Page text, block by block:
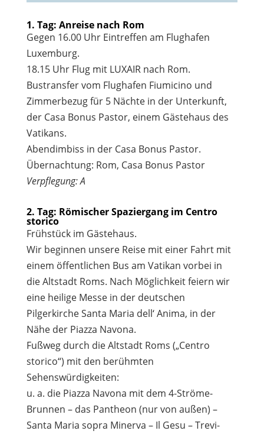
1. Tag: Anreise nach Rom
Gegen 16.00 Uhr Eintreffen am Flughafen
Luxemburg.
18.15 Uhr Flug mit LUXAIR nach Rom.
Bustransfer vom Flughafen Fiumicino und
Zimmerbezug für 5 Nächte in der Unterkunft,
der Casa Bonus Pastor, einem Gästehaus des
Vatikans.
Abendimbiss in der Casa Bonus Pastor.
Übernachtung: Rom, Casa Bonus Pastor
Verpflegung: A
2. Tag: Römischer Spaziergang im Centro
storico
Frühstück im Gästehaus.
Wir beginnen unsere Reise mit einer Fahrt mit
einem öffentlichen Bus am Vatikan vorbei in
die Altstadt Roms. Nach Möglichkeit feiern wir
eine heilige Messe in der deutschen
Pilgerkirche Santa Maria dell‘ Anima, in der
Nähe der Piazza Navona.
Fußweg durch die Altstadt Roms („Centro
storico“) mit den berühmten
Sehenswürdigkeiten:
u. a. die Piazza Navona mit dem 4-Ströme-
Brunnen – das Pantheon (nur von außen) –
Santa Maria sopra Minerva – Il Gesu – Trevi-